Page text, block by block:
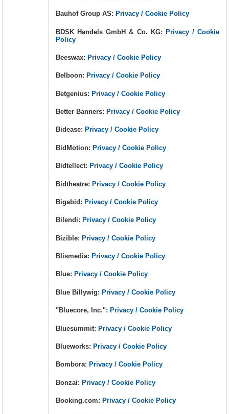
Bauhof Group AS: Privacy / Cookie Policy
BDSK Handels GmbH & Co. KG: Privacy / Cookie
Policy
Beeswax: Privacy / Cookie Policy
Belboon: Privacy / Cookie Policy
Betgenius:Privacy / Cookie Policy
Better Banners: Privacy / Cookie Policy
Bidease: Privacy / Cookie Policy
BidMotion: Privacy / Cookie Policy
Bidtellect: Privacy / Cookie Policy
Bidtheatre:Privacy / Cookie Policy
Bigabid: Privacy / Cookie Policy
Bilendi: Privacy / Cookie Policy
Bizible:Privacy / Cookie Policy
Blismedia: Privacy / Cookie Policy
Blue: Privacy / Cookie Policy
Blue Billywig: Privacy / Cookie Policy
"Bluecore, Inc.": Privacy / Cookie Policy
Bluesummit:Privacy / Cookie Policy
Blueworks: Privacy / Cookie Policy
Bombora: Privacy / Cookie Policy
Bonzai:Privacy / Cookie Policy
Booking.com: Privacy / Cookie Policy